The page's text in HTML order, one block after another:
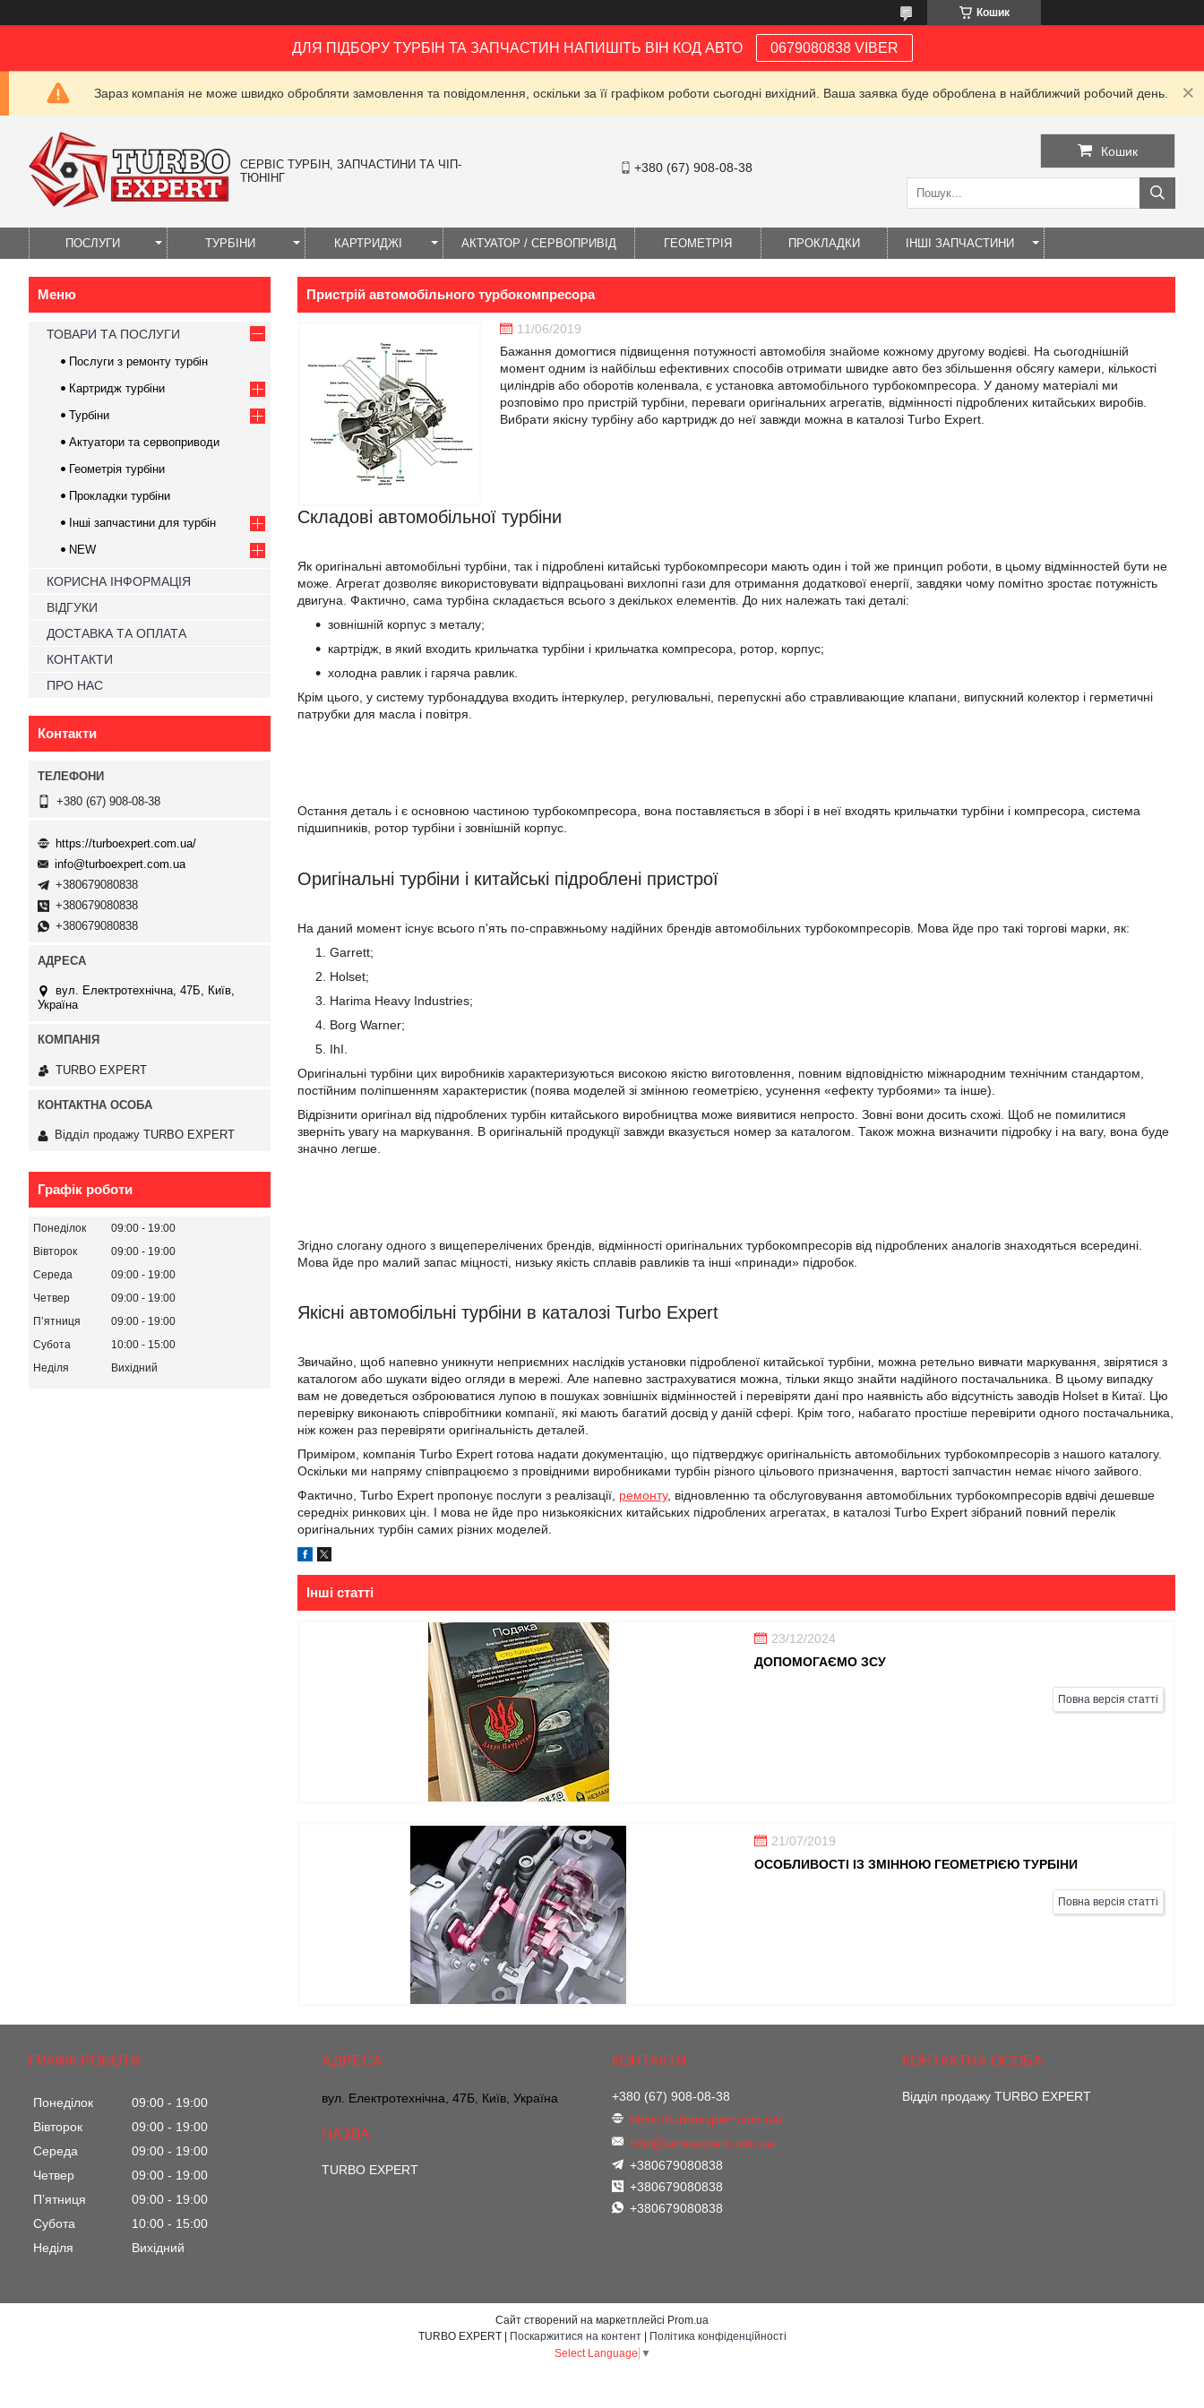
Кошик
ДЛЯ ПІДБОРУ ТУРБІН ТА ЗАПЧАСТИН НАПИШІТЬ ВІН КОД АВТО 0679080838 VIBER
Зараз компанія не може швидко обробляти замовлення та повідомлення, оскільки за її графіком роботи сьогодні вихідний. Ваша заявка буде оброблена в найближчий робочий день.
СЕРВІС ТУРБІН, ЗАПЧАСТИНИ ТА ЧІП-
ТЮНІНГ
+380 (67) 908-08-38
Кошик
ПОСЛУГИ ТУРБІНИ КАРТРИДЖІ АКТУАТОР / СЕРВОПРИВІД ГЕОМЕТРІЯ ПРОКЛАДКИ ІНШІ ЗАПЧАСТИНИ
Пристрій автомобільного турбокомпресора
11/06/2019
Бажання домогтися підвищення потужності автомобіля знайоме кожному другому водієві. На сьогоднішній
момент одним із найбільш ефективних способів отримати швидке авто без збільшення обсягу камери, кількості
циліндрів або оборотів коленвала, є установка автомобільного турбокомпресора. У даному матеріалі ми
розповімо про пристрій турбіни, переваги оригінальних агрегатів, відмінності підроблених китайських виробів.
Вибрати якісну турбіну або картридж до неї завжди можна в каталозі Turbo Expert.
Складові автомобільної турбіни
Як оригінальні автомобільні турбіни, так і підроблені китайські турбокомпресори мають один і той же принцип роботи, в цьому відмінностей бути не
може. Агрегат дозволяє використовувати відпрацьовані вихлопні гази для отримання додаткової енергії, завдяки чому помітно зростає потужність
двигуна. Фактично, сама турбіна складається всього з декількох елементів. До них належать такі деталі:
зовнішній корпус з металу;
картрідж, в який входить крильчатка турбіни і крильчатка компресора, ротор, корпус;
холодна равлик і гаряча равлик.
Крім цього, у систему турбонаддува входить інтеркулер, регулювальні, перепускні або стравливающие клапани, випускний колектор і герметичні
патрубки для масла і повітря.
Остання деталь і є основною частиною турбокомпресора, вона поставляється в зборі і в неї входять крильчатки турбіни і компресора, система
підшипників, ротор турбіни і зовнішній корпус.
Оригінальні турбіни і китайські підроблені пристрої
На даний момент існує всього п'ять по-справжньому надійних брендів автомобільних турбокомпресорів. Мова йде про такі торгові марки, як:
Garrett;
Holset;
Harima Heavy Industries;
Borg Warner;
IhI.
Оригінальні турбіни цих виробників характеризуються високою якістю виготовлення, повним відповідністю міжнародним технічним стандартом,
постійним поліпшенням характеристик (поява моделей зі змінною геометрією, усунення «ефекту турбоями» та інше).
Відрізнити оригінал від підроблених турбін китайського виробництва може виявитися непросто. Зовні вони досить схожі. Щоб не помилитися
зверніть увагу на маркування. В оригінальній продукції завжди вказується номер за каталогом. Також можна визначити підробку і на вагу, вона буде
значно легше.
Згідно слогану одного з вищеперелічених брендів, відмінності оригінальних турбокомпресорів від підроблених аналогів знаходяться всередині.
Мова йде про малий запас міцності, низьку якість сплавів равликів та інші «принади» підробок.
Якісні автомобільні турбіни в каталозі Turbo Expert
Звичайно, щоб напевно уникнути неприємних наслідків установки підробленої китайської турбіни, можна ретельно вивчати маркування, звірятися з
каталогом або шукати відео огляди в мережі. Але напевно застрахуватися можна, тільки якщо знайти надійного постачальника. В цьому випадку
вам не доведеться озброюватися лупою в пошуках зовнішніх відмінностей і перевіряти дані про наявність або відсутність заводів Holset в Китаї. Цю
перевірку виконають співробітники компанії, які мають багатий досвід у даній сфері. Крім того, набагато простіше перевірити одного постачальника,
ніж кожен раз перевіряти оригінальність деталей.
Приміром, компанія Turbo Expert готова надати документацію, що підтверджує оригінальність автомобільних турбокомпресорів з нашого каталогу.
Оскільки ми напряму співпрацюємо з провідними виробниками турбін різного цільового призначення, вартості запчастин немає нічого зайвого.
Фактично, Turbo Expert пропонує послуги з реалізації, ремонту, відновленню та обслуговування автомобільних турбокомпресорів вдвічі дешевше
середніх ринкових цін. І мова не йде про низькоякісних китайських підроблених агрегатах, в каталозі Turbo Expert зібраний повний перелік
оригінальних турбін самих різних моделей.
Інші статті
23/12/2024
ДОПОМОГАЄМО ЗСУ
Повна версія статті
21/07/2019
ОСОБЛИВОСТІ ІЗ ЗМІННОЮ ГЕОМЕТРІЄЮ ТУРБІНИ
Повна версія статті
ТОВАРИ ТА ПОСЛУГИ
Послуги з ремонту турбін
Картридж турбіни
Турбіни
Актуатори та сервоприводи
Геометрія турбіни
Прокладки турбіни
Інші запчастини для турбін
NEW
КОРИСНА ІНФОРМАЦІЯ
ВІДГУКИ
ДОСТАВКА ТА ОПЛАТА
КОНТАКТИ
ПРО НАС
Контакти
+380 (67) 908-08-38
https://turboexpert.com.ua/
info@turboexpert.com.ua
+380679080838
+380679080838
+380679080838
вул. Електротехнічна, 47Б, Київ,
Україна
TURBO EXPERT
Відділ продажу TURBO EXPERT
Графік роботи
Понеділок 09:00
19:00
Вівторок
09:00
19:00
Середа
09:00
19:00
Четвер
09:00
19:00
Пʼятниця
09:00
19:00
Субота
10:00
15:00
Неділя
Вихідний
ГРАФІК РОБОТИ
Понеділок 09:00
19:00
Вівторок
09:00
19:00
Середа
09:00
19:00
Четвер
09:00
19:00
Пʼятниця
09:00
19:00
Субота
10:00
15:00
Неділя
Вихідний
вул. Електротехнічна, 47Б, Київ, Україна
TURBO EXPERT
+380 (67) 908-08-38
https://turboexpert.com.ua/
info@turboexpert.com.ua
+380679080838
+380679080838
+380679080838
Відділ продажу TURBO EXPERT
Сайт створений на маркетплейсі Prom.ua
Поскаржитися на контент
Політика конфіденційності
Select Language ▼